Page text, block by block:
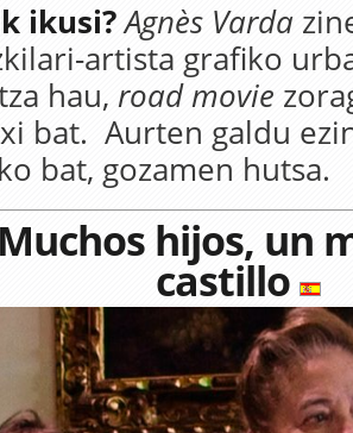
ikusi?Agnès Varda
artista grafiko
hau, road movie
bat. Aurten galdu
bat, gozamen hutsa.
hijos, un
castillo